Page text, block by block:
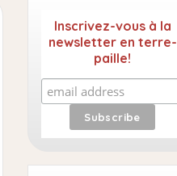
Inscrivez-vous à la
newsletter en terre-
paille!